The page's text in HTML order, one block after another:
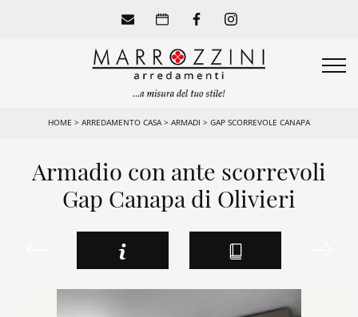
HOME > ARREDAMENTO CASA> ARMADI > GAP SCORREVOLE CANAPA
Armadio con ante scorrevoli
Gap Canapa di Olivieri